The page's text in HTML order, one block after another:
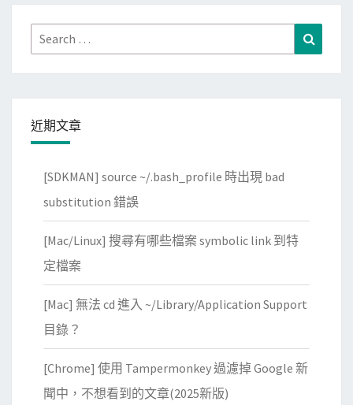
Search
for:
近期文章
[SDKMAN] source ~/.bash_profile 時出現 bad
substitution 錯誤
[Mac/Linux] 搜尋有哪些檔案 symbolic link 到特
定檔案
[Mac] 無法 cd 進入 ~/Library/Application Support
目錄？
[Chrome] 使用 Tampermonkey 過濾掉 Google 新
聞中，不想看到的文章(2025新版)